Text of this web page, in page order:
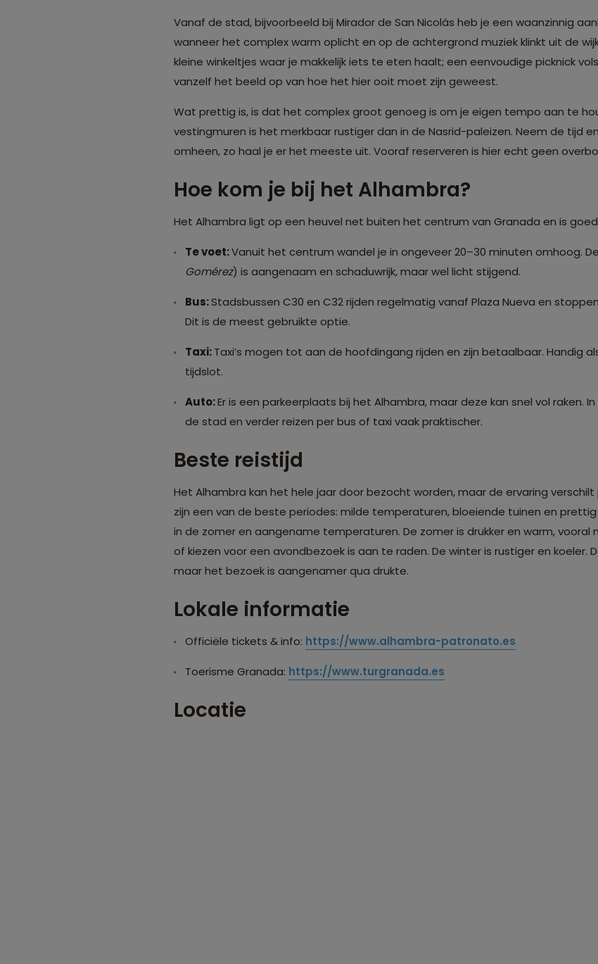
Vanaf de stad, bijvoorbeeld bij Mirador de San Nicolás heb je een waanzinnig
wanneer het complex warm oplicht en op de achtergrond muziek klinkt uit de
kleine winkeltjes waar je makkelijk iets te eten haalt; een eenvoudige picknick
vanzelf het beeld op van hoe het hier ooit moet zijn geweest.
Wat prettig is, is dat het complex groot genoeg is om je eigen tempo aan te
vestingmuren is het merkbaar rustiger dan in de Nasrid-paleizen. Neem de tijd
omheen, zo haal je er het meeste uit. Vooraf reserveren is hier echt geen
Hoe kom je bij het Alhambra?
Het Alhambra ligt op een heuvel net buiten het centrum van Granada en is
Te voet:Vanuit het centrum wandel je in ongeveer 20–30 minuten omhoog.
Gomérez) is aangenaam en schaduwrijk, maar wel licht stijgend.
Bus:Stadsbussen C30 en C32 rijden regelmatig vanaf Plaza Nueva en
Dit is de meest gebruikte optie.
Taxi:Taxi’s mogen tot aan de hoofdingang rijden en zijn betaalbaar. Handig
tijdslot.
Auto:Er is een parkeerplaats bij het Alhambra, maar deze kan snel vol raken.
de stad en verder reizen per bus of taxi vaak praktischer.
Beste reistijd
Het Alhambra kan het hele jaar door bezocht worden, maar de ervaring
zijn een van de beste periodes: milde temperaturen, bloeiende tuinen en
in de zomer en aangename temperaturen. De zomer is drukker en warm,
of kiezen voor een avondbezoek is aan te raden. De winter is rustiger en koeler.
maar het bezoek is aangenamer qua drukte.
Lokale informatie
Officiële tickets & info: https://www.alhambra-patronato.es
Toerisme Granada: https://www.turgranada.es
Locatie